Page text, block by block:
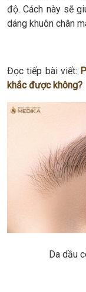
độ. Cách này sẽ
dáng khuôn chân
Đọc tiếp bài viết:
khắc được không?
Da dầu